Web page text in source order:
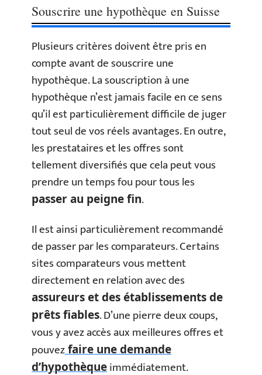
Souscrire une hypothèque en Suisse
Plusieurs critères doivent être pris en
compte avant de souscrire une
hypothèque. La souscription à une
hypothèque n’est jamais facile en ce sens
qu’il est particulièrement difficile de juger
tout seul de vos réels avantages. En outre,
les prestataires et les offres sont
tellement diversifiés que cela peut vous
prendre un temps fou pour tous les
passer au peigne fin.
Il est ainsi particulièrement recommandé
de passer par les comparateurs. Certains
sites comparateurs vous mettent
directement en relation avec des
assureurs et des établissements de
prêts fiables. D’une pierre deux coups,
vous y avez accès aux meilleures offres et
pouvezfaire une demande
d’hypothèqueimmédiatement.